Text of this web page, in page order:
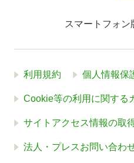
スマートフォン
利用規約 個人情報保
Cookie等の利用に関する
サイトアクセス情報の取
法人・プレスお問い合わ